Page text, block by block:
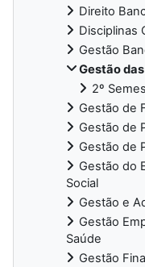
Direito
Disciplinas
Gestão
Gestão
2º
Gestão de
Gestão de
Gestão de
Gestão do
Social
Gestão e
Gestão
Saúde
Gestão